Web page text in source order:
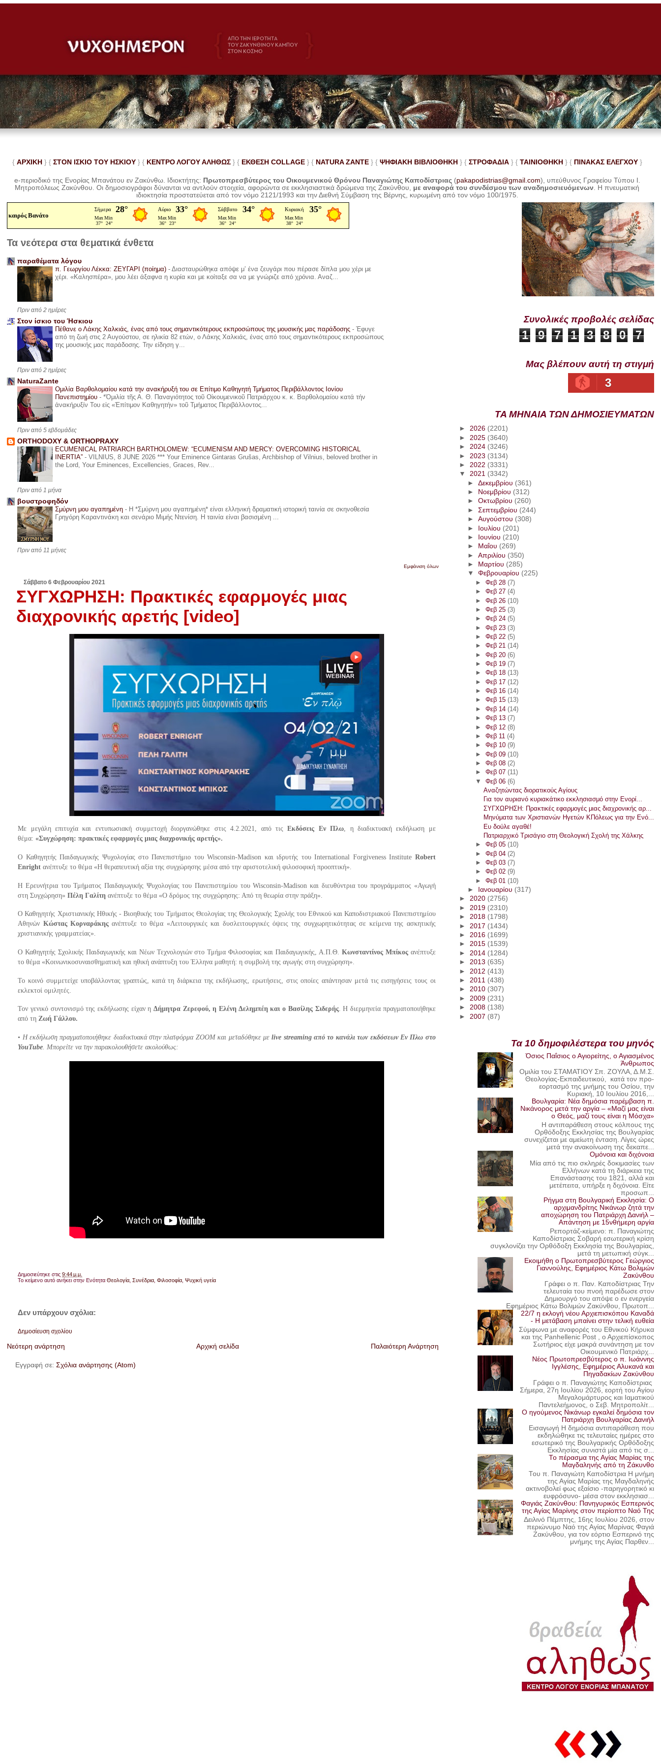
{ ΑΡΧΙΚΗ } { ΣΤΟΝ ΙΣΚΙΟ ΤΟΥ ΗΣΚΙΟΥ } { ΚΕΝΤΡΟ ΛΟΓΟΥ ΑΛΗΘΩΣ } { ΕΚΘΕΣΗ COLLAGE }{ NATURA ZANTE} { ΨΗΦΙΑΚΗ ΒΙΒΛΙΟΘΗΚΗ } { ΣΤΡΟΦΑΔΙΑ } { ΤΑΙΝΙΟΘΗΚΗ } { ΠΙΝΑΚΑΣ ΕΛΕΓΧΟΥ}
e-περιοδικό της Ενορίας Μπανάτου εν Ζακύνθω. Ιδιοκτήτης: Πρωτοπρεσβύτερος του Οικουμενικού Θρόνου Παναγιώτης Καποδίστριας (pakapodistrias@gmail.com), υπεύθυνος Γραφείου Τύπου Ι.
Μητροπόλεως Ζακύνθου.Οι δημοσιογράφοι δύνανται να αντλούν στοιχεία, αφορώντα σε εκκλησιαστικά δρώμενα της Ζακύνθου, με αναφορά του συνδέσμου των αναδημοσιευόμενων . Ηπνευματική
ιδιοκτησία προστατεύεται από τον νόμο 2121/1993 και την Διεθνή Σύμβαση της Βέρνης, κυρωμένη από τον νόμο 100/1975.
καιρός Βανάτο
Τα νεότερα στα θεματικά ένθετα
παραθέματα λόγου
π. Γεωργίου Λέκκα: ΖΕΥΓΑΡΙ (ποίημα) - Διασταυρώθηκα απόψε μ’ ένα ζευγάρι που πέρασε δίπλα μου χέρι με
χέρι. «Καλησπέρα», μου λέει άξαφνα η κυρία και με κοίταξε σα να με γνώριζε από χρόνια. Αναζ...
Πριν από 2 ημέρες
Στον ίσκιο του Ήσκιου
Πέθανε ο Λάκης Χαλκιάς, ένας από τους σημαντικότερους εκπροσώπους της μουσικής μας παράδοσης - Έφυγε
από τη ζωή στις 2 Αυγούστου, σε ηλικία 82 ετών, ο Λάκης Χαλκιάς, ένας από τους σημαντικότερους εκπροσώπους
της μουσικής μας παράδοσης. Την είδηση γ...
Πριν από 2 ημέρες
NaturaZante
Ομιλία Βαρθολομαίου κατά την ανακήρυξή του σε Επίτιμο Καθηγητή Τμήματος Περιβάλλοντος Ιονίου
Πανεπιστημίου - *Ὁμιλία τῆς Α. Θ. Παναγιότητος τοῦ Οἰκουμενικοῦ Πατριάρχου κ. κ. Βαρθολομαίου κατά τήν
ἀνακήρυξίν Του εἰς «Ἐπίτιμον Καθηγητήν» τοῦ Τμήματος Περιβάλλοντος...
Πριν από 5 εβδομάδες
ORTHODOXY & ORTHOPRAXY
ECUMENICAL PATRIARCH BARTHOLOMEW: “ECUMENISM AND MERCY: OVERCOMING HISTORICAL
INERTIA” - VILNIUS, 8 JUNE 2026 *** Your Eminence Gintaras Grušas, Archbishop of Vilnius, beloved brother in
the Lord, Your Eminences, Excellencies, Graces, Rev...
Πριν από 1 μήνα
βουστροφηδόν
Σμύρνη μου αγαπημένη - Η *Σμύρνη μου αγαπημένη* είναι ελληνική δραματική ιστορική ταινία σε σκηνοθεσία
Γρηγόρη Καραντινάκη και σενάριο Μιμής Ντενίση. Η ταινία είναι βασισμένη ...
Πριν από 11 μήνες
Εμφάνιση όλων
Σάββατο 6 Φεβρουαρίου 2021
ΣΥΓΧΩΡΗΣΗ: Πρακτικές εφαρμογές μιας
διαχρονικής αρετής [video]
Με μεγάλη επιτυχία και εντυπωσιακή συμμετοχή διοργανώθηκε στις 4.2.2021, από τιςΕκδόσεις Εν Πλω, η διαδικτυακή εκδήλωση με
θέμα:«Συγχώρηση: πρακτικές εφαρμογές μιας διαχρονικής αρετής».
Ο Καθηγητής Παιδαγωγικής Ψυχολογίας στο Πανεπιστήμιο του Wisconsin-Madison και ιδρυτής του International Forgiveness Institute Robert
Enright ανέπτυξε το θέμα «Η θεραπευτική αξία της συγχώρησης μέσα από την αριστοτελική φιλοσοφική προοπτική».
Η Ερευνήτρια του Τμήματος Παιδαγωγικής Ψυχολογίας του Πανεπιστημίου του Wisconsin-Madison και διευθύντρια του προγράμματος «Αγωγή
στη Συγχώρηση»Πέλη Γαλίτη ανέπτυξε το θέμα «Ο δρόμος της συγχώρησης: Από τη θεωρία στην πράξη».
Ο Καθηγητής Χριστιανικής Ηθικής - Βιοηθικής του Τμήματος Θεολογίας της Θεολογικής Σχολής του Εθνικού και Καποδιστριακού Πανεπιστημίου
Αθηνών Κώστας Κορναράκης ανέπτυξε το θέμα «Λειτουργικές και δυσλειτουργικές όψεις της συγχωρητικότητας σε κείμενα της ασκητικής
χριστιανικής γραμματείας».
Ο Καθηγητής Σχολικής Παιδαγωγικής και Νέων Τεχνολογιών στο Τμήμα Φιλοσοφίας και Παιδαγωγικής, Α.Π.Θ. Κωνσταντίνος Μπίκοςανέπτυξε
το θέμα «Κοινωνικοσυναισθηματική και ηθική ανάπτυξη του Έλληνα μαθητή: η συμβολή της αγωγής στη συγχώρηση».
Το κοινό συμμετείχε υποβάλλοντας γραπτώς, κατά τη διάρκεια της εκδήλωσης, ερωτήσεις, στις οποίες απάντησαν μετά τις εισηγήσεις τους οι
εκλεκτοί ομιλητές.
Τον γενικό συντονισμό της εκδήλωσης είχαν ηΔήμητρα Ζερεφού, η Ελένη Δελημπέη και ο Βασίλης Σιδερής. Η διερμηνεία πραγματοποιήθηκε
από τηΖωή Γάλλου.
• Η εκδήλωση πραγματοποιήθηκε διαδικτυακά στην πλατφόρμα ΖΟΟΜ και μεταδόθηκε μεlive streaming από το κανάλι των εκδόσεων Εν Πλω στο
YouTube . Μπορείτε να την παρακολουθήσετε ακολούθως:
Δημοσιεύτηκε στις9:44 μ.μ.
Το κείμενο αυτό ανήκει στην ΕνότηταΘεολογία ,Συνέδρια ,Φιλοσοφία ,Ψυχική υγεία
Δεν υπάρχουν σχόλια:
Δημοσίευση σχολίου
Νεότερη ανάρτηση Παλαιότερη Ανάρτηση
Αρχική σελίδα
Εγγραφή σε:Σχόλια ανάρτησης (Atom)
Συνολικές προβολές σελίδας
1 9 7 1 3 8 0 7
Μας βλέπουν αυτή τη στιγμή
3
ΤΑ ΜΗΝΑΙΑ ΤΩΝ ΔΗΜΟΣΙΕΥΜΑΤΩΝ
►2026 (2201)
► 2025 (3640)
►2024 (3246)
► 2023 (3134)
► 2022 (3331)
▼2021 (3342)
► Δεκεμβρίου (361)
►
Νοεμβρίου (312)
► Οκτωβρίου (260)
► Σεπτεμβρίου (244)
► Αυγούστου (308)
► Ιουλίου (201)
►
Ιουνίου (210)
►
Μαΐου (269)
► Απριλίου (350)
►
Μαρτίου (285)
▼ Φεβρουαρίου (225)
► Φεβ 28 (7)
► Φεβ 27 (4)
► Φεβ 26 (10)
► Φεβ 25 (3)
► Φεβ 24 (5)
► Φεβ 23 (3)
► Φεβ 22 (5)
► Φεβ 21 (14)
► Φεβ 20 (6)
► Φεβ 19 (7)
► Φεβ 18 (13)
► Φεβ 17 (12)
► Φεβ 16 (14)
► Φεβ 15 (13)
► Φεβ 14 (14)
► Φεβ 13 (7)
► Φεβ 12 (8)
► Φεβ 11 (4)
► Φεβ 10 (9)
► Φεβ 09 (10)
► Φεβ 08 (2)
► Φεβ 07 (11)
▼ Φεβ 06 (6)
Αναζητώντας διορατικούς Αγίους
Για τον αυριανό κυριακάτικο εκκλησιασμό στην Ενορί...
ΣΥΓΧΩΡΗΣΗ: Πρακτικές εφαρμογές μιας διαχρονικής αρ...
Μηνύματα των Χριστιανών Ηγετών ΚΠόλεως για την Ενό...
Ευ δούλε αγαθέ!
Πατριαρχικό Τρισάγιο στη Θεολογική Σχολή της Χάλκης
► Φεβ 05 (10)
► Φεβ 04 (2)
► Φεβ 03 (7)
► Φεβ 02 (9)
► Φεβ 01 (10)
►
Ιανουαρίου (317)
►2020 (2756)
► 2019 (2310)
►2018 (1798)
► 2017 (1434)
►2016 (1699)
►2015 (1539)
► 2014 (1284)
►2013 (635)
► 2012 (413)
► 2011 (438)
►2010 (307)
► 2009 (231)
►2008 (138)
► 2007 (87)
Τα 10 δημοφιλέστερα του μηνός
Όσιος Παΐσιος ο Αγιορείτης, ο Αγιασμένος
Άνθρωπος
Ομιλία του ΣΤΑΜΑΤΙΟΥ Σπ. ΖΟΥΛΑ, Δ.Μ.Σ.
Θεολογίας-Εκπαιδευτικού, κατά τον προ-
εορτασμό της μνήμης του Οσίου, την
Κυριακή, 10 Ιουλίου 2016,...
Βουλγαρία: Νέα δημόσια παρέμβαση π.
Νικάνορος μετά την αργία – «Μαζί μας είναι
ο Θεός, μαζί τους είναι η Μόσχα»
Η αντιπαράθεση στους κόλπους της
Ορθόδοξης Εκκλησίας της Βουλγαρίας
συνεχίζεται με αμείωτη ένταση. Λίγες ώρες
μετά την ανακοίνωση της δεκαπε...
Ομόνοια και διχόνοια
Μία από τις πιο σκληρές δοκιμασίες των
Ελλήνων κατά τη διάρκεια της
Επανάστασης του 1821, αλλά και
μετέπειτα, υπήρξε η διχόνοια. Είτε
προσωπ...
Ρήγμα στη Βουλγαρική Εκκλησία: Ο
αρχιμανδρίτης Νικάνωρ ζητά την
αποχώρηση του Πατριάρχη Δανιήλ –
Απάντηση με 15νθήμερη αργία
Ρεπορτάζ-κείμενο: π. Παναγιώτης
Καποδίστριας Σοβαρή εσωτερική κρίση
συγκλονίζει την Ορθόδοξη Εκκλησία της Βουλγαρίας,
μετά τη μετωπική σύγκ...
Εκοιμήθη ο Πρωτοπρεσβύτερος Γεώργιος
Γιαννούλης, Εφημέριος Κάτω Βολιμών
Ζακύνθου
Γράφει ο π. Παν. Καποδίστριας Την
τελευταία του πνοή παρέδωσε στον
Δημιουργό του απόψε ο εν ενεργεία
Εφημέριος Κάτω Βολιμών Ζακύνθου, Πρωτοπ...
22/7 η εκλογή νέου Αρχιεπισκόπου Καναδά
- Η μετάβαση μπαίνει στην τελική ευθεία
Σύμφωνα με αναφορές του Εθνικού Κήρυκα
και της Panhellenic Post , ο Αρχιεπίσκοπος
Σωτήριος είχε μακρά συνάντηση με τον
Οικουμενικό Πατριάρχ...
Νέος Πρωτοπρεσβύτερος ο π. Ιωάννης
Ιγγλέσης, Εφημέριος Αλυκανά και
Πηγαδακίων Ζακύνθου
Γράφει ο π. Παναγιώτης Καποδίστριας
Σήμερα, 27η Ιουλίου 2026, εορτή του Αγίου
Μεγαλομάρτυρος και Ιαματικού
Παντελεήμονος, ο Σεβ. Μητροπολίτ...
Ο ηγούμενος Νικάνωρ εγκαλεί δημόσια τον
Πατριάρχη Βουλγαρίας Δανιήλ
Εισαγωγή Η δημόσια αντιπαράθεση που
εκδηλώθηκε τις τελευταίες ημέρες στο
εσωτερικό της Βουλγαρικής Ορθόδοξης
Εκκλησίας συνιστά μία από τις σ...
Το πέρασμα της Αγίας Μαρίας της
Μαγδαληνής από τη Ζάκυνθο
Του π. Παναγιώτη Καποδίστρια Η μνήμη
της Αγίας Μαρίας της Μαγδαληνής
ακτινοβολεί φως εξαίσιο -παρηγορητικό κι
ευφρόσυνο- μέσα στον εκκλησιασ...
Φαγιάς Ζακύνθου: Πανηγυρικός Εσπερινός
της Αγίας Μαρίνης στον περίοπτο Ναό Της
Δειλινό Πέμπτης, 16ης Ιουλίου 2026, στον
περιώνυμο Ναό της Αγίας Μαρίνας Φαγιά
Ζακύνθου, για τον εόρτιο Εσπερινό της
μνήμης της Αγίας Παρθεν...